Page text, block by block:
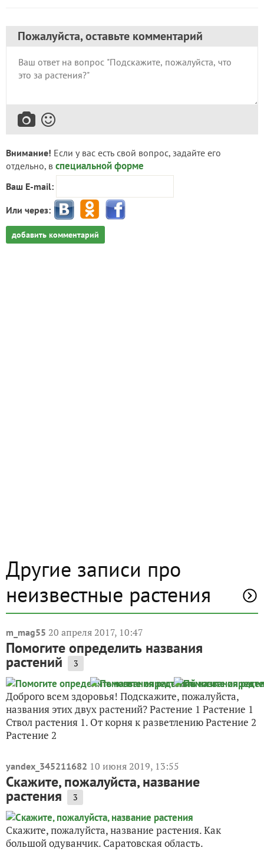
Пожалуйста, оставьте комментарий
Внимание! Если у вас есть свой вопрос, задайте его
отдельно, в специальной форме
Ваш E-mail:
Или через:
добавить комментарий
Другие записи про
неизвестные растения
m_mag55 20 апреля 2017, 10:47
Помогите определить названия
растений 3
Доброго всем здоровья! Подскажите, пожалуйста,
названия этих двух растений? Растение 1 Растение 1
Ствол растения 1. От корня к разветлению Растение 2
Растение 2
yandex_345211682 10 июня 2019, 13:55
Скажите, пожалуйста, название
растения 3
Скажите, пожалуйста, название растения. Как
большой одуванчик. Саратовская область.